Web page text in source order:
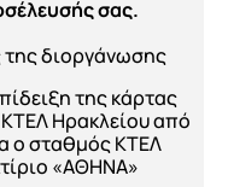
σας.
της διοργάνωσης
της κάρτας
Ηρακλείου από
ο σταθμός ΚΤΕΛ
«ΑΘΗΝΑ»